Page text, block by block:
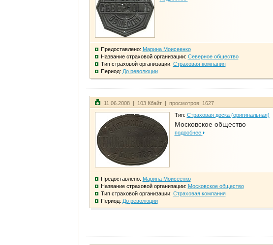
Предоставлено: Марина Моисеенко
Название страховой организации: Северное общество
Тип страховой организации: Страховая компания
Период: До революции
11.06.2008 | 103 Кбайт | просмотров: 1627
Тип: Страховая доска (оригинальная)
Московское общество
подробнее
Предоставлено: Марина Моисеенко
Название страховой организации: Московское общество
Тип страховой организации: Страховая компания
Период: До революции